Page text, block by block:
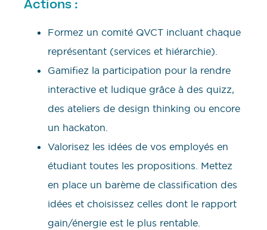
Actions :
Formez un comité QVCT incluant chaque
représentant (services et hiérarchie).
Gamifiez la participation pour la rendre
interactive et ludique grâce à des quizz,
des ateliers de design thinking ou encore
un hackaton.
Valorisez les idées de vos employés en
étudiant toutes les propositions. Mettez
en place un barème de classification des
idées et choisissez celles dont le rapport
gain/énergie est le plus rentable.